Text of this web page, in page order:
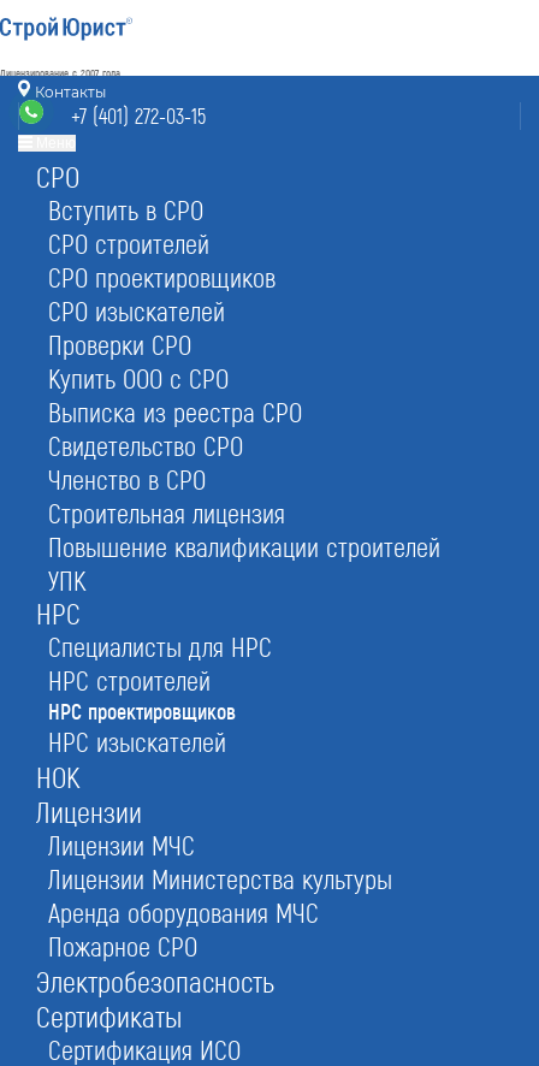
Лицензирование с 2007 года
4.93
Наш рейтинг
80отзывов
8 (800) 700-15-25
без выходных 7:00-20:00
+7 (401) 272-03-15
Калининград, БЦ «М2»,
Контакты
+7 (401) 272-03-15
СРО
Вступить в СРО
СРО строителей
СРО проектировщиков
СРО изыскателей
Проверки СРО
Купить ООО с СРО
Выписка из реестра СРО
Свидетельство СРО
Членство в СРО
Строительная лицензия
Повышение квалификации строителей
УПК
НРС
Специалисты для НРС
НРС строителей
НРС проектировщиков
НРС изыскателей
НОК
Лицензии
Лицензии МЧС
Лицензии Министерства культуры
Аренда оборудования МЧС
Пожарное СРО
Электробезопасность
Сертификаты
Сертификация ИСО
Главная НРС НРС проектировщиков
Внести проектировщика в реестр
НОПРИЗ в Калининграде
архитектора, конструктора, технолога и других
ИТР
бесплатно
Оставьте заявку прямо сейчас
Получить консультацию
При отправке данной формы вы соглашаетесь с